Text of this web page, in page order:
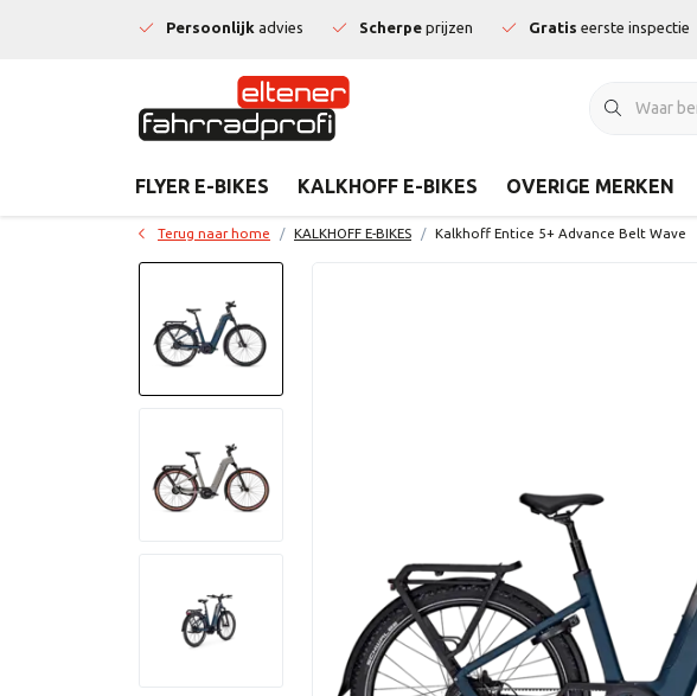
Persoonlijk advies Scherpe prijzen Gratis eerste inspectie
FLYER E-BIKES KALKHOFF E-BIKES OVERIGE MERKEN
Terug naar home KALKHOFF E-BIKES Kalkhoff Entice 5+ Advance Belt Wave